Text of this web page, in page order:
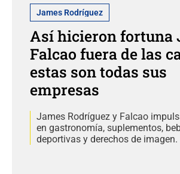
James Rodríguez
Así hicieron fortuna
Falcao fuera de las
estas son todas sus
empresas
James Rodríguez y Falcao
en gastronomía, suplementos,
deportivas y derechos de imagen.